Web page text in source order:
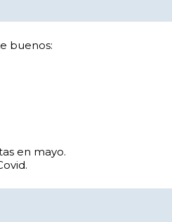
buenos:
en mayo.